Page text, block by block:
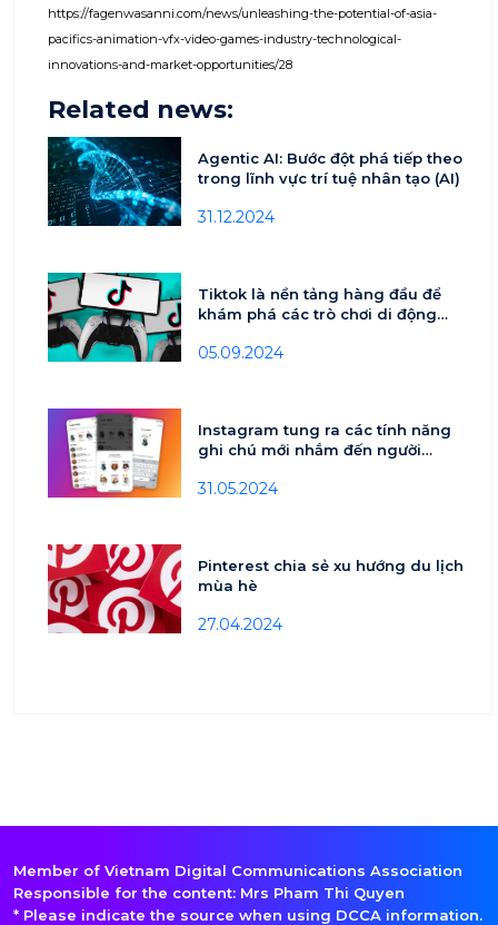
https://fagenwasanni.com/news/unleashing-the-potential-of-asia-
pacifics-animation-vfx-video-games-industry-technological-
innovations-and-market-opportunities/28
Related news:
Agentic AI: Bước đột phá tiếp theo
trong lĩnh vực trí tuệ nhân tạo (AI)
31.12.2024
Tiktok là nền tảng hàng đầu để
khám phá các trò chơi di động
05.09.2024
Instagram tung ra các tính năng
ghi chú mới nhắm đến người
31.05.2024
Pinterest chia sẻ xu hướng du lịch
mùa hè
27.04.2024
Member of Vietnam Digital Communications Association
Responsible for the content: Mrs Pham Thi Quyen
* Please indicate the source when using DCCA information.